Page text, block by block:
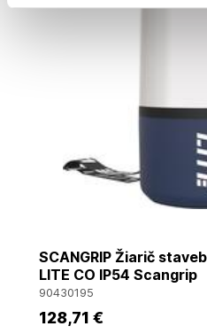
SCANGRIP Žiarič
LITE CO IP54 Scangrip
90430195
128,71 €